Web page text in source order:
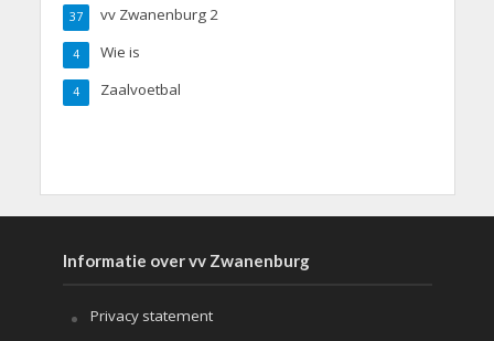
vv Zwanenburg 2
37
Wie is
4
Zaalvoetbal
4
Informatie over vv Zwanenburg
Privacy statement